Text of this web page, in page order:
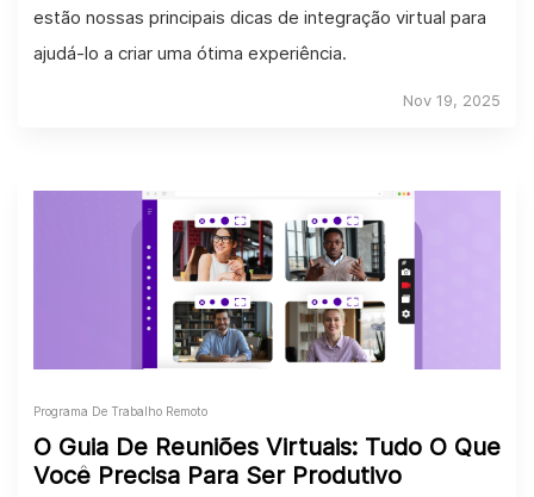
estão nossas principais dicas de integração virtual para
ajudá-lo a criar uma ótima experiência.
Nov 19, 2025
Programa De Trabalho Remoto
O Guia De Reuniões Virtuais: Tudo O Que
Você Precisa Para Ser Produtivo